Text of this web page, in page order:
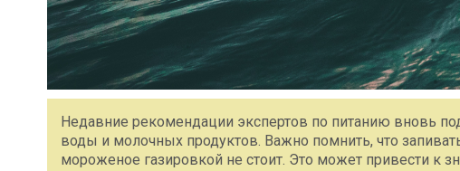
Недавние рекомендации экспертов по питанию вновь
воды и молочных продуктов. Важно помнить, что
мороженое газировкой не стоит. Это может привести к